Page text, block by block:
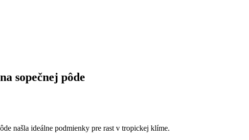
sopečnej pôde
našla ideálne podmienky pre rast v tropickej klíme.